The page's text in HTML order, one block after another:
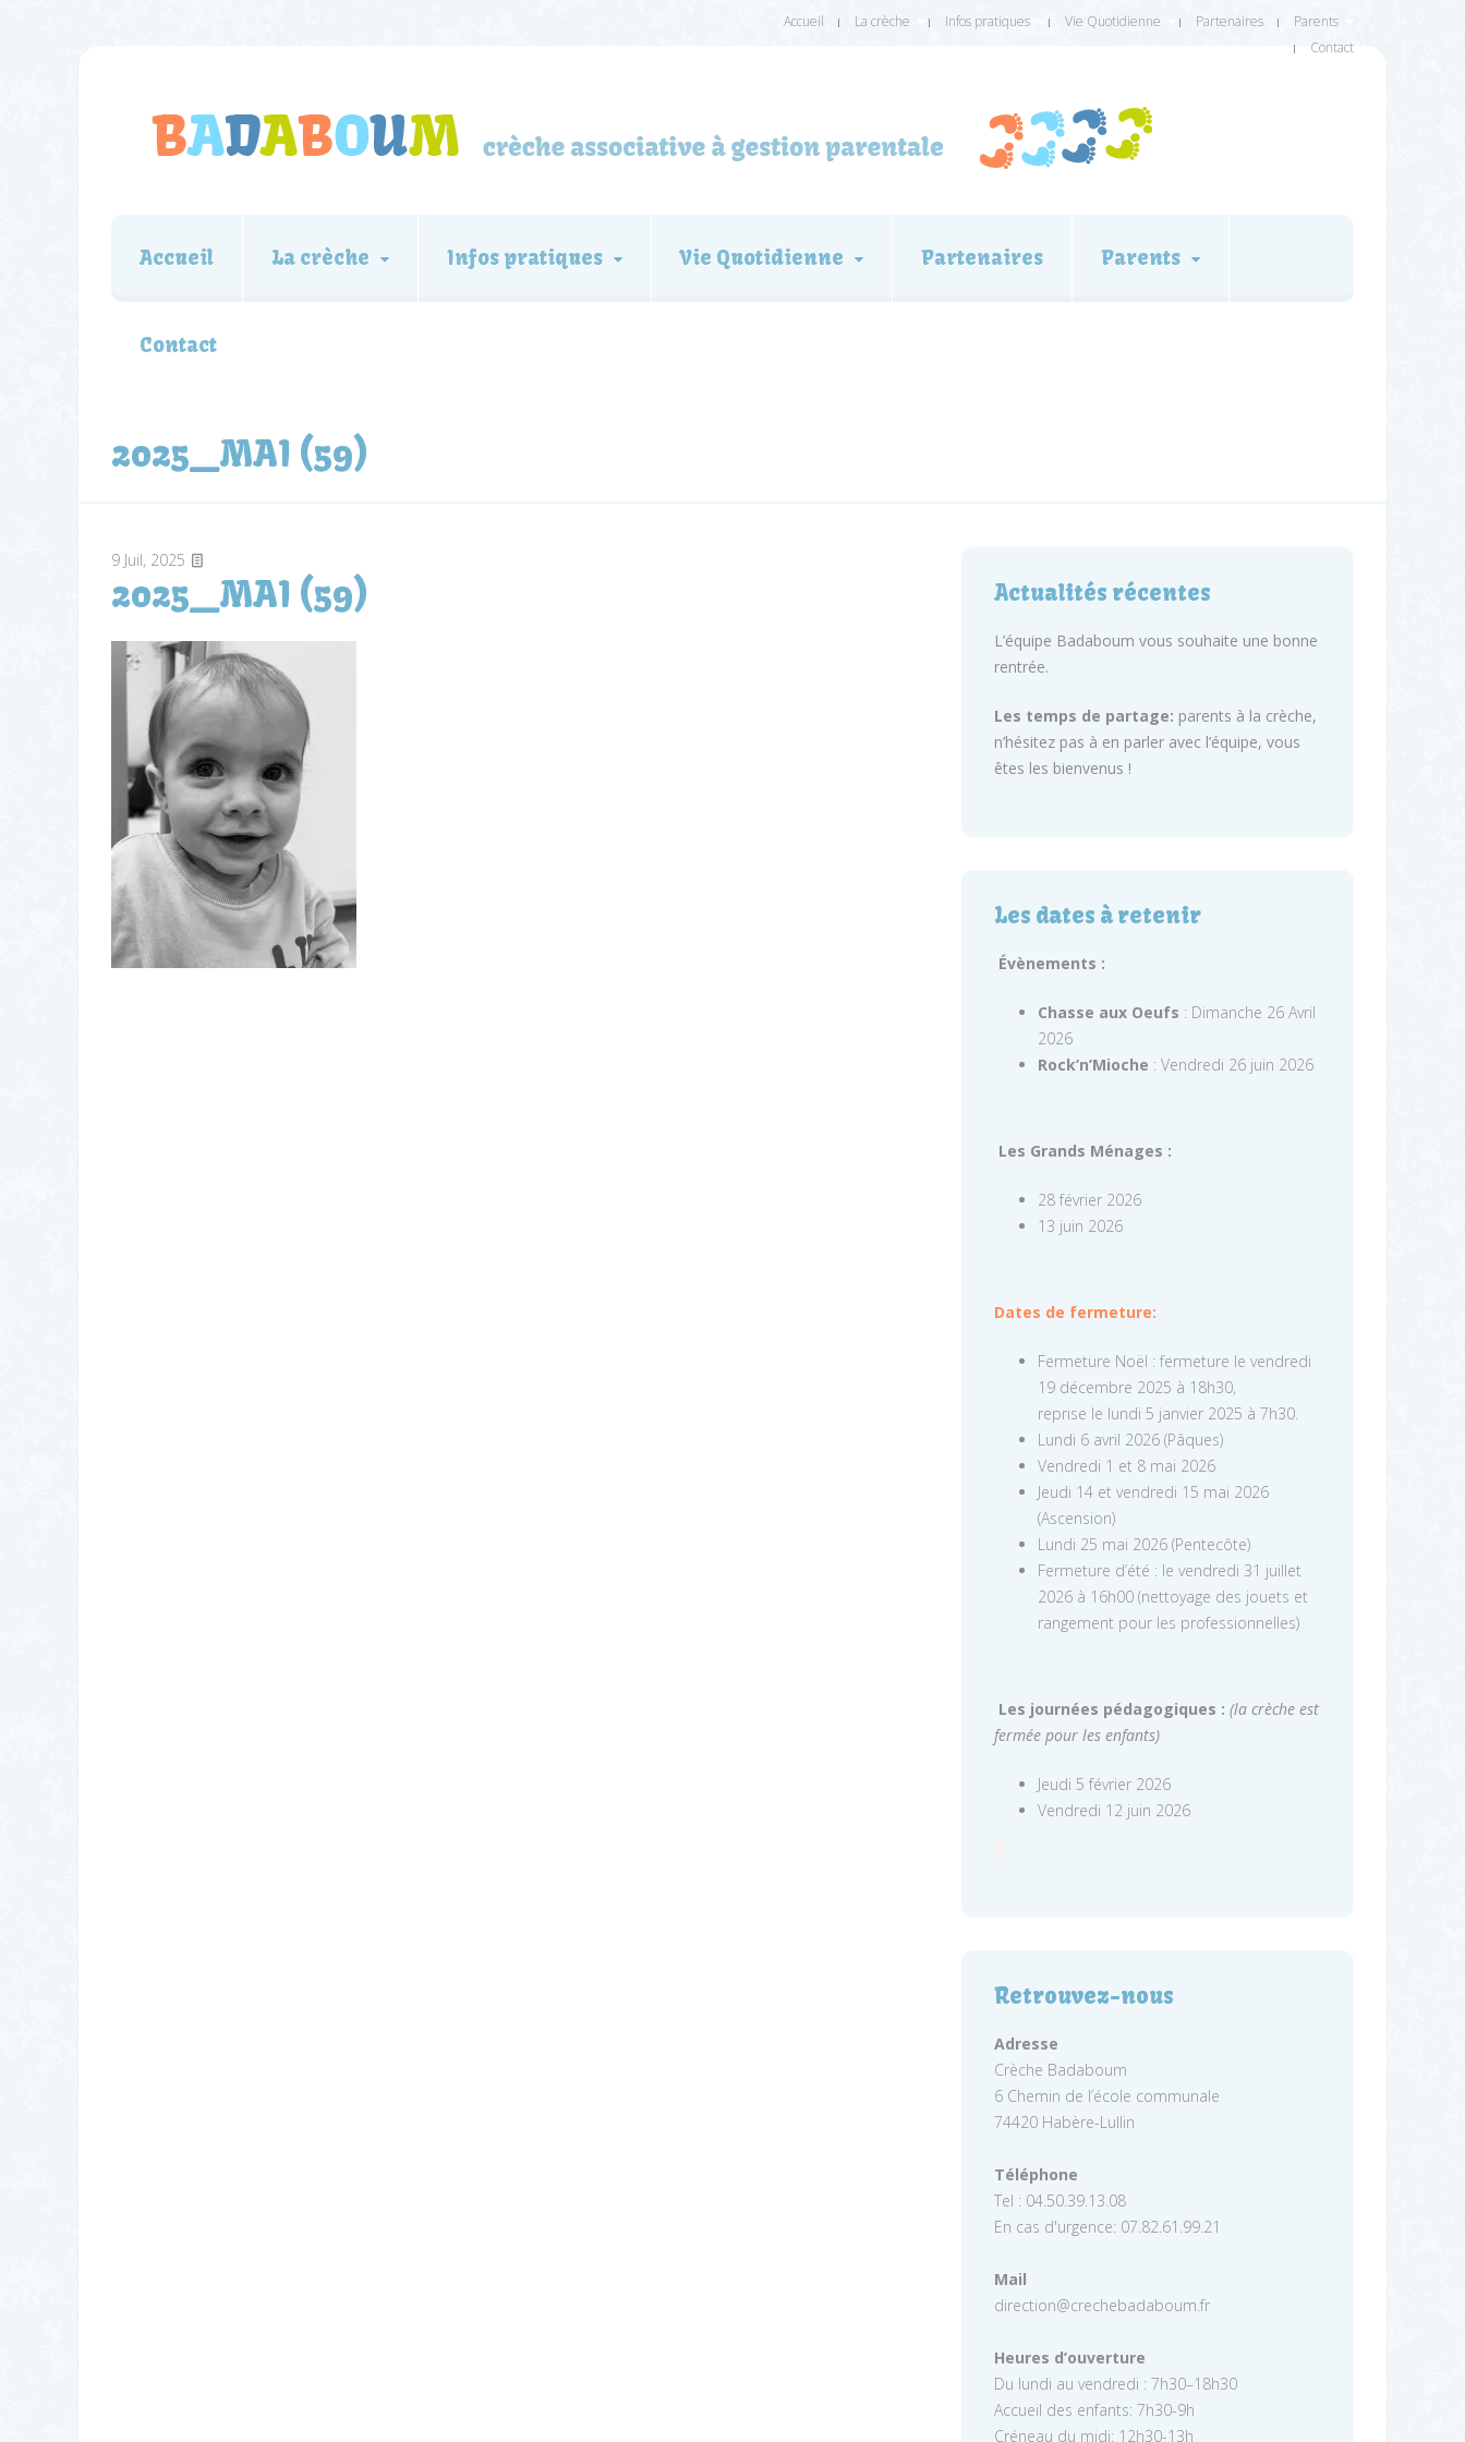
Accueil La crèche Infos pratiques Vie Quotidienne Partenaires
Parents
Contact
Accueil La crèche Infos pratiques Vie Quotidienne Partenaires Parents
Contact
2025_MAI (59)
9 Juil, 2025
2025_MAI (59) Actualités récentes
L’équipe Badaboum vous souhaite une bonne
rentrée.
Les temps de partage: parents à la crèche,
n’hésitez pas à en parler avec l’équipe, vous
êtes les bienvenus !
Les dates à retenir
Évènements :
Chasse aux Oeufs : Dimanche 26 Avril
2026
Rock’n’Mioche : Vendredi 26 juin 2026
Les Grands Ménages :
28 février 2026
13 juin 2026
Dates de fermeture:
Fermeture Noël : fermeture le vendredi
19 décembre 2025 à 18h30,
reprise le lundi 5 janvier 2025 à 7h30.
Lundi 6 avril 2026 (Pâques)
Vendredi 1 et 8 mai 2026
Jeudi 14 et vendredi 15 mai 2026
(Ascension)
Lundi 25 mai 2026 (Pentecôte)
Fermeture d’été : le vendredi 31 juillet
2026 à 16h00 (nettoyage des jouets et
rangement pour les professionnelles)
Les journées pédagogiques : (la crèche est
fermée pour les enfants)
Jeudi 5 février 2026
Vendredi 12 juin 2026
Retrouvez-nous
Adresse
Crèche Badaboum
6 Chemin de l’école communale
74420 Habère-Lullin
Téléphone
Tel : 04.50.39.13.08
En cas d'urgence: 07.82.61.99.21
Mail
direction@crechebadaboum.fr
Heures d’ouverture
Du lundi au vendredi : 7h30–18h30
Accueil des enfants: 7h30-9h
Créneau du midi: 12h30-13h